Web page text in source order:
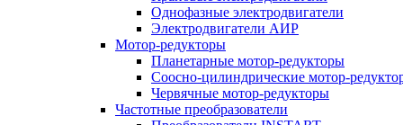
Однофазные электродвигатели
Электродвигатели АИР
Мотор-редукторы
Планетарные мотор-редукторы
Соосно-цилиндрические мотор-
Червячные мотор-редукторы
Частотные преобразователи